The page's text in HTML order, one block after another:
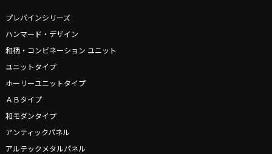
プレバインシリーズ
ハンマード・デザイン
和柄・コンビネーション ユニット
ユニットタイプ
ホーリーユニットタイプ
ＡＢタイプ
和モダンタイプ
アンティックパネル
アルテックメタルパネル